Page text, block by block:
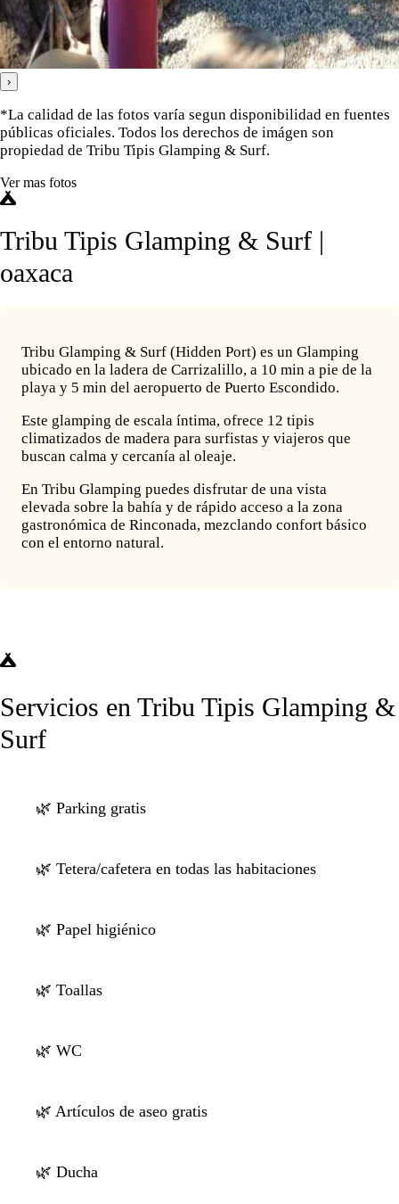
›
*La calidad de las fotos varía segun disponibilidad en fuentes
públicas oficiales. Todos los derechos de imágen son
propiedad de Tribu Tipis Glamping & Surf.
Ver mas fotos
Tribu Tipis Glamping & Surf |
oaxaca
Tribu Glamping & Surf (Hidden Port) es un Glamping
ubicado en la ladera de Carrizalillo, a 10 min a pie de la
playa y 5 min del aeropuerto de Puerto Escondido.
Este glamping de escala íntima, ofrece 12 tipis
climatizados de madera para surfistas y viajeros que
buscan calma y cercanía al oleaje.
En Tribu Glamping puedes disfrutar de una vista
elevada sobre la bahía y de rápido acceso a la zona
gastronómica de Rinconada, mezclando confort básico
con el entorno natural.
Servicios en Tribu Tipis Glamping &
Surf
🌿 Parking gratis
🌿 Tetera/cafetera en todas las habitaciones
🌿 Papel higiénico
🌿 Toallas
🌿 WC
🌿 Artículos de aseo gratis
🌿 Ducha